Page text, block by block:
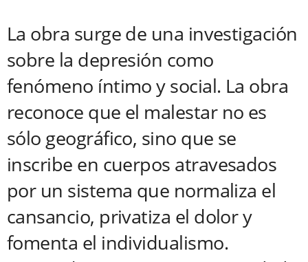
La obra surge de una investigación
sobre la depresión como
fenómeno íntimo y social. La obra
reconoce que el malestar no es
sólo geográfico, sino que se
inscribe en cuerpos atravesados
por un sistema que normaliza el
cansancio, privatiza el dolor y
fomenta el individualismo.